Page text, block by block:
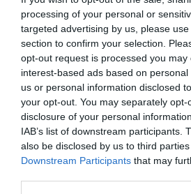
processing of your personal or
targeted advertising by us, please
section to confirm your selection.
opt-out request is processed you may
interest-based ads based on
us or personal information disclosed
your opt-out. You may separately
disclosure of your personal
IAB’s list of downstream participants.
also be disclosed by us to third
Downstream Participants that may
Precizăm căeliberarea
Procesarea unei solicitări
la Direcția de Evidență a
Bazelor de Date din cadrul
Interne. Termenul de
orede la momentul înregistrării
ca cererea să conțină toate